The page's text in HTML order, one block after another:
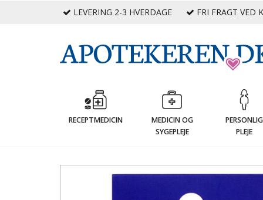
LEVERING 2-3 HVERDAGE FRI FRAGT VED
RECEPTMEDICIN
MEDICIN OG
SYGEPLEJE
PERSONLIG
PLEJE